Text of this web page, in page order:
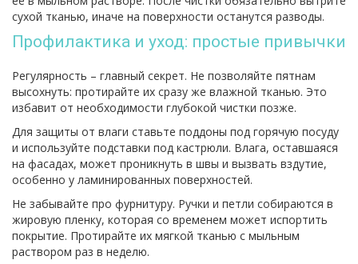
сухой тканью, иначе на поверхности останутся разводы.
Профилактика и уход: простые привычки
Регулярность – главный секрет. Не позволяйте пятнам
высохнуть: протирайте их сразу же влажной тканью. Это
избавит от необходимости глубокой чистки позже.
Для защиты от влаги ставьте поддоны под горячую посуду
и используйте подставки под кастрюли. Влага, оставшаяся
на фасадах, может проникнуть в швы и вызвать вздутие,
особенно у ламинированных поверхностей.
Не забывайте про фурнитуру. Ручки и петли собираются в
жировую пленку, которая со временем может испортить
покрытие. Протирайте их мягкой тканью с мыльным
раствором раз в неделю.